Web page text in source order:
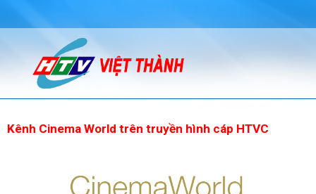
Kênh Cinema World trên truyền hình cáp HTVC